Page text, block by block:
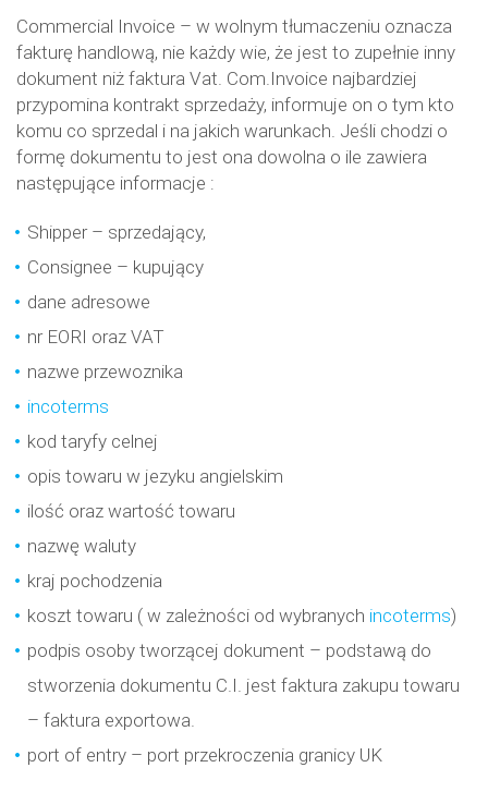
Commercial Invoice – w wolnym tłumaczeniu oznacza
fakturę handlową, nie każdy wie, że jest to zupełnie inny
dokument niż faktura Vat. Com.Invoice najbardziej
przypomina kontrakt sprzedaży, informuje on o tym kto
komu co sprzedal i na jakich warunkach. Jeśli chodzi o
formę dokumentu to jest ona dowolna o ile zawiera
następujące informacje :
Shipper – sprzedający,
Consignee – kupujący
dane adresowe
nr EORI oraz VAT
nazwe przewoznika
incoterms
kod taryfy celnej
opis towaru w jezyku angielskim
ilość oraz wartość towaru
nazwę waluty
kraj pochodzenia
koszt towaru ( w zależności od wybranych incoterms)
podpis osoby tworzącej dokument – podstawą do
stworzenia dokumentu C.I. jest faktura zakupu towaru
– faktura exportowa.
port of entry – port przekroczenia granicy UK